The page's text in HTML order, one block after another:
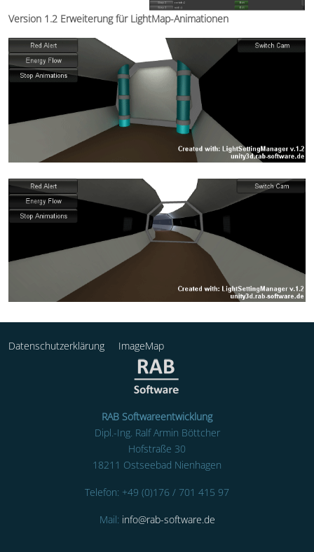
Version 1.2 Erweiterung für LightMap-Animationen
Datenschutzerklärung ImageMap
RAB Softwareentwicklung
Dipl.-Ing. Ralf Armin Böttcher
Hofstraße 30
18211 Ostseebad Nienhagen
Telefon: +49 (0)176 / 701 415 97
Mail: info@rab-software.de